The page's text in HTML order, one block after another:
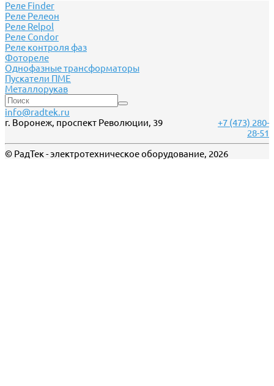
Реле Finder
Реле Релеон
Реле Relpol
Реле Сondor
Реле контроля фаз
Фотореле
Однофазные трансформаторы
Пускатели ПМЕ
Металлорукав
info@radtek.ru
г. Воронеж, проспект Революции, 39
+7 (473) 280-
28-51
© РадТек - электротехническое оборудование, 2026